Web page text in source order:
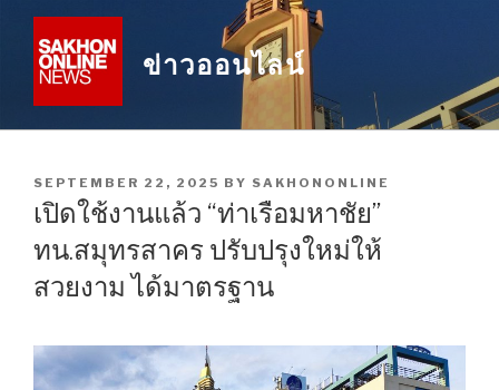
content
ข่าวออนไลน์
POSTED
ON
SEPTEMBER 22, 2025 BY SAKHONONLINE
เปิดใช้งานแล้ว “ท่าเรือมหาชัย”
ทน.สมุทรสาคร ปรับปรุงใหม่ให้
สวยงาม ได้มาตรฐาน